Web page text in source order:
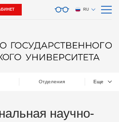
RU
Отделения Еще
научно-